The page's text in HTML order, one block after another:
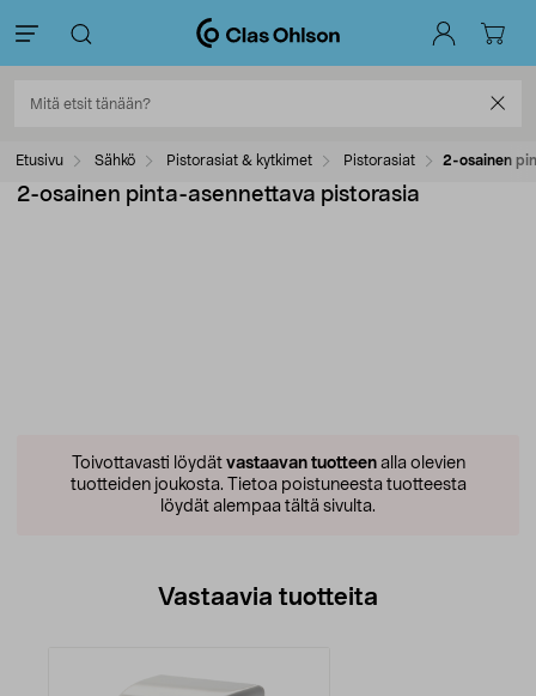
Etusivu Sähkö Pistorasiat & kytkimet Pistorasiat 2-osainen
2-osainen pinta-asennettava pistorasia
Toivottavasti löydät vastaavan tuotteenalla olevien
tuotteiden joukosta. Tietoa poistuneesta tuotteesta
löydät alempaa tältä sivulta.
Vastaavia tuotteita